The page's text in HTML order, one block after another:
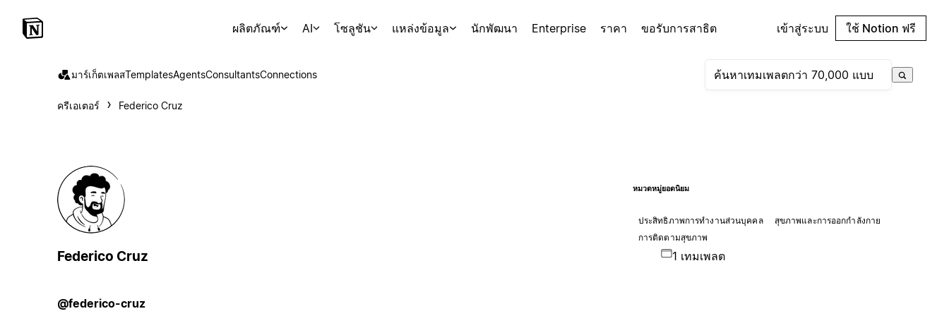
ผลิตภัณฑ์ AI โซลูชัน แหล่งข้อมูล นักพัฒนา Enterprise ราคา ขอรับการสาธิต เข้าสู่ระบบ ใช้ Notion ฟรี
มาร์เก็ตเพลสTemplatesAgentsConsultantsConnections
ครีเอเตอร์ Federico Cruz
Federico Cruz
@federico-cruz
หมวดหมู่ยอดนิยม
ประสิทธิภาพการทำงานส่วนบุคคล
สุขภาพและการออกกำลังกาย
การติดตามสุขภาพ
1 เทมเพลต